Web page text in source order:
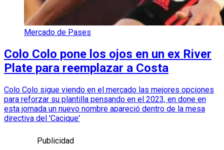
Mercado de Pases
Colo Colo pone los ojos en un ex River
Plate para reemplazar a Costa
Colo Colo sigue viendo en el mercado las mejores opciones
para reforzar su plantilla pensando en el 2023, en done en
esta jornada un nuevo nombre apareció dentro de la mesa
directiva del 'Cacique'
Publicidad